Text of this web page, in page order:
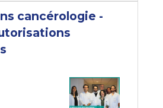
cancérologie -